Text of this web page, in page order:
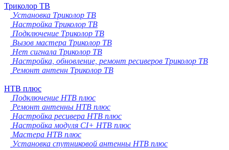
Триколор ТВ
Установка Триколор ТВ
Настройка Триколор ТВ
Подключение Триколор ТВ
Вызов мастера Триколор ТВ
Нет сигнала Триколор ТВ
Настройка, обновление, ремонт ресиверов Триколор ТВ
Ремонт антенн Триколор ТВ
НТВ плюс
Подключение НТВ плюс
Ремонт антенны НТВ плюс
Настройка ресивера НТВ плюс
Настройка модуля CI+ НТВ плюс
Мастера НТВ плюс
Установка спутниковой антенны НТВ плюс